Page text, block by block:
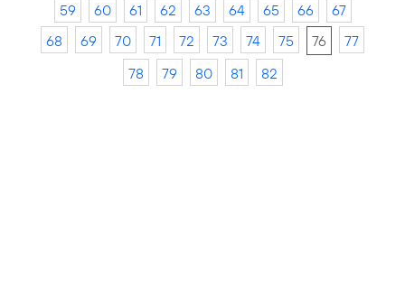
59
60 61 62 63 64 65 66
67
68
69 70 71 72 73 74 75 76
77
78
79 80 81 82